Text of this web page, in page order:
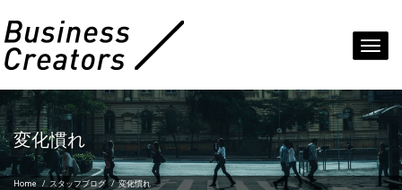
変化慣れ
Home / スタッフブログ /変化慣れ